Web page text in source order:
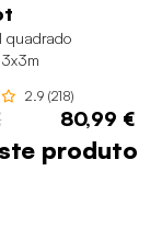
quadrado
2.9 (218)
80,99 €
produto